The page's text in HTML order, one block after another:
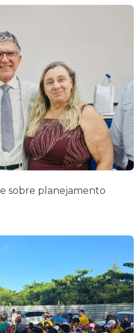
sobre planejamento